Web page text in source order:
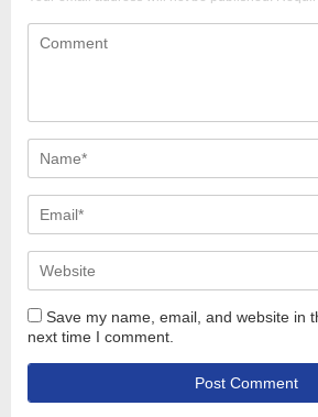
Save my name, email, and website in
next time I comment.